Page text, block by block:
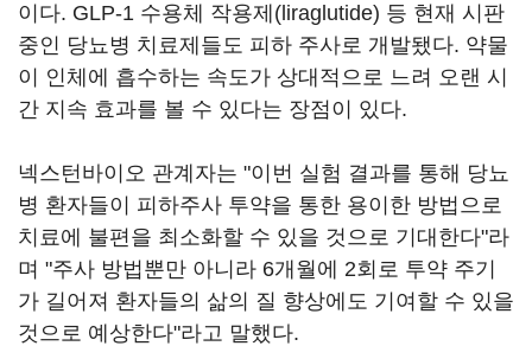
이다. GLP-1 수용체 작용제(liraglutide) 등 현재 시판
중인 당뇨병 치료제들도 피하 주사로 개발됐다. 약물
이 인체에 흡수하는 속도가 상대적으로 느려 오랜 시
간 지속 효과를 볼 수 있다는 장점이 있다.
넥스턴바이오 관계자는 "이번 실험 결과를 통해 당뇨
병 환자들이 피하주사 투약을 통한 용이한 방법으로
치료에 불편을 최소화할 수 있을 것으로 기대한다"라
며 "주사 방법뿐만 아니라 6개월에 2회로 투약 주기
가 길어져 환자들의 삶의 질 향상에도 기여할 수 있을
것으로 예상한다"라고 말했다.